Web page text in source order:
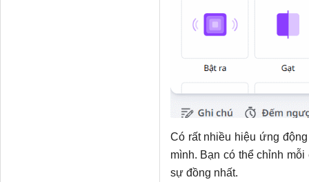
Có rất nhiều hiệu ứng
mình. Bạn có thể chỉnh
sự đồng nhất.